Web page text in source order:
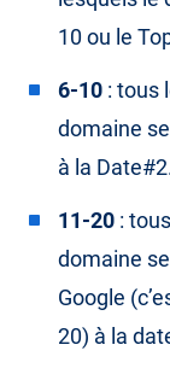
10 ou le
6-10 : tous
domaine
à la
11-20 :
domaine
Google
20) à la